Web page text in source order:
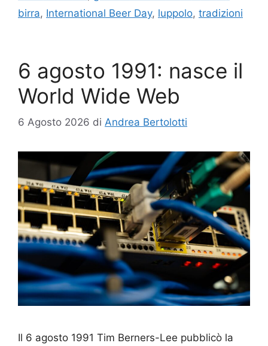
birra, International Beer Day, luppolo, tradizioni
6 agosto 1991: nasce il
World Wide Web
6 Agosto 2026 di Andrea Bertolotti
Il 6 agosto 1991 Tim Berners-Lee pubblicò la